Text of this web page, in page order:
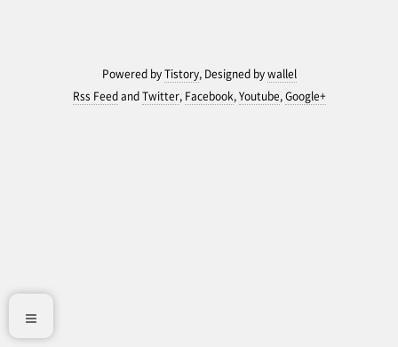
Powered byTistory, Designed bywallel
Rss FeedandTwitter, Facebook,Youtube,Google+